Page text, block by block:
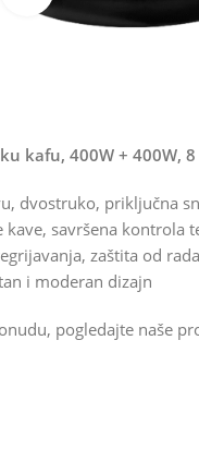
kafu, 400W + 400W, 8
dvostruko, priključna
kave, savršena
zaštita od
i moderan dizajn
pogledajte naše